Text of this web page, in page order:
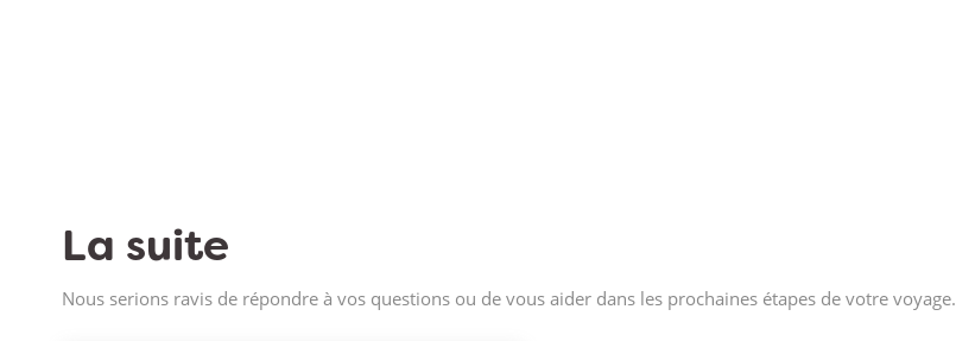
La suite
Nous serions ravis de répondre à vos questions ou de vous aider dans les prochaines étapes de votre voyage.